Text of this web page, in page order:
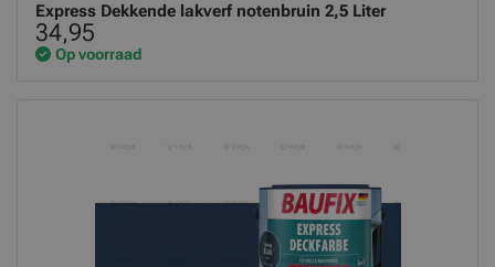
Express Dekkende lakverf notenbruin 2,5 Liter
34,95
Op voorraad